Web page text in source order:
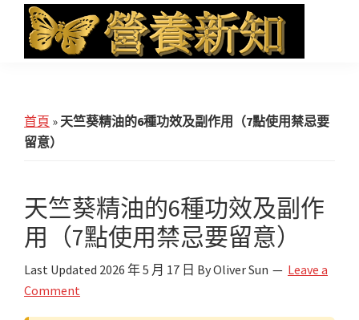
main
primary
footer
知
and
iHerb
首頁 » 天竺葵精油的6種功效及副作用（7點使用禁忌要
留意）
天竺葵精油的6種功效及副作
用（7點使用禁忌要留意）
Last Updated 2026 年 5 月 17 日 ByOliver Sun
Leave a
Comment